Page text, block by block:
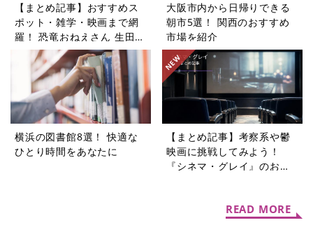
【まとめ記事】おすすめス
ポット・雑学・映画まで網
羅！ 恐竜おねえさん 生田晴
香の恐竜コラム9選
大阪市内から日帰りできる
朝市5選！ 関西のおすすめ
市場を紹介
横浜の図書館8選！ 快適な
ひとり時間をあなたに
【まとめ記事】考察系や鬱
映画に挑戦してみよう！
『シネマ・グレイ』のおす
READ MORE